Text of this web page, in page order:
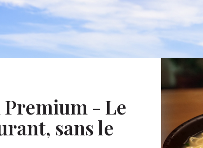
Premium - Le
sans le